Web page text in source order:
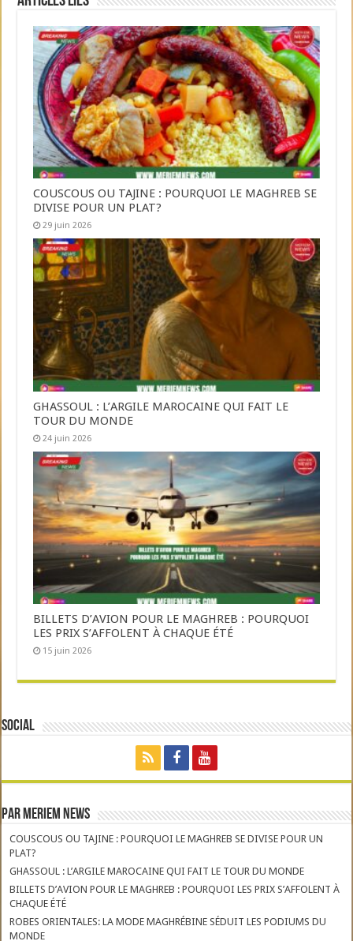
COUSCOUS OU TAJINE : POURQUOI LE MAGHREB SE
DIVISE POUR UN PLAT?
29 juin 2026
GHASSOUL : L’ARGILE MAROCAINE QUI FAIT LE
TOUR DU MONDE
24 juin 2026
BILLETS D’AVION POUR LE MAGHREB : POURQUOI
LES PRIX S’AFFOLENT À CHAQUE ÉTÉ
15 juin 2026
Social
Par Meriem News
COUSCOUS OU TAJINE : POURQUOI LE MAGHREB SE DIVISE POUR UN
PLAT?
GHASSOUL : L’ARGILE MAROCAINE QUI FAIT LE TOUR DU MONDE
BILLETS D’AVION POUR LE MAGHREB : POURQUOI LES PRIX S’AFFOLENT À
CHAQUE ÉTÉ
ROBES ORIENTALES: LA MODE MAGHRÉBINE SÉDUIT LES PODIUMS DU
MONDE